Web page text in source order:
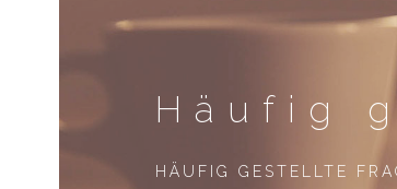
Häufig
HÄUFIG GESTELLTE